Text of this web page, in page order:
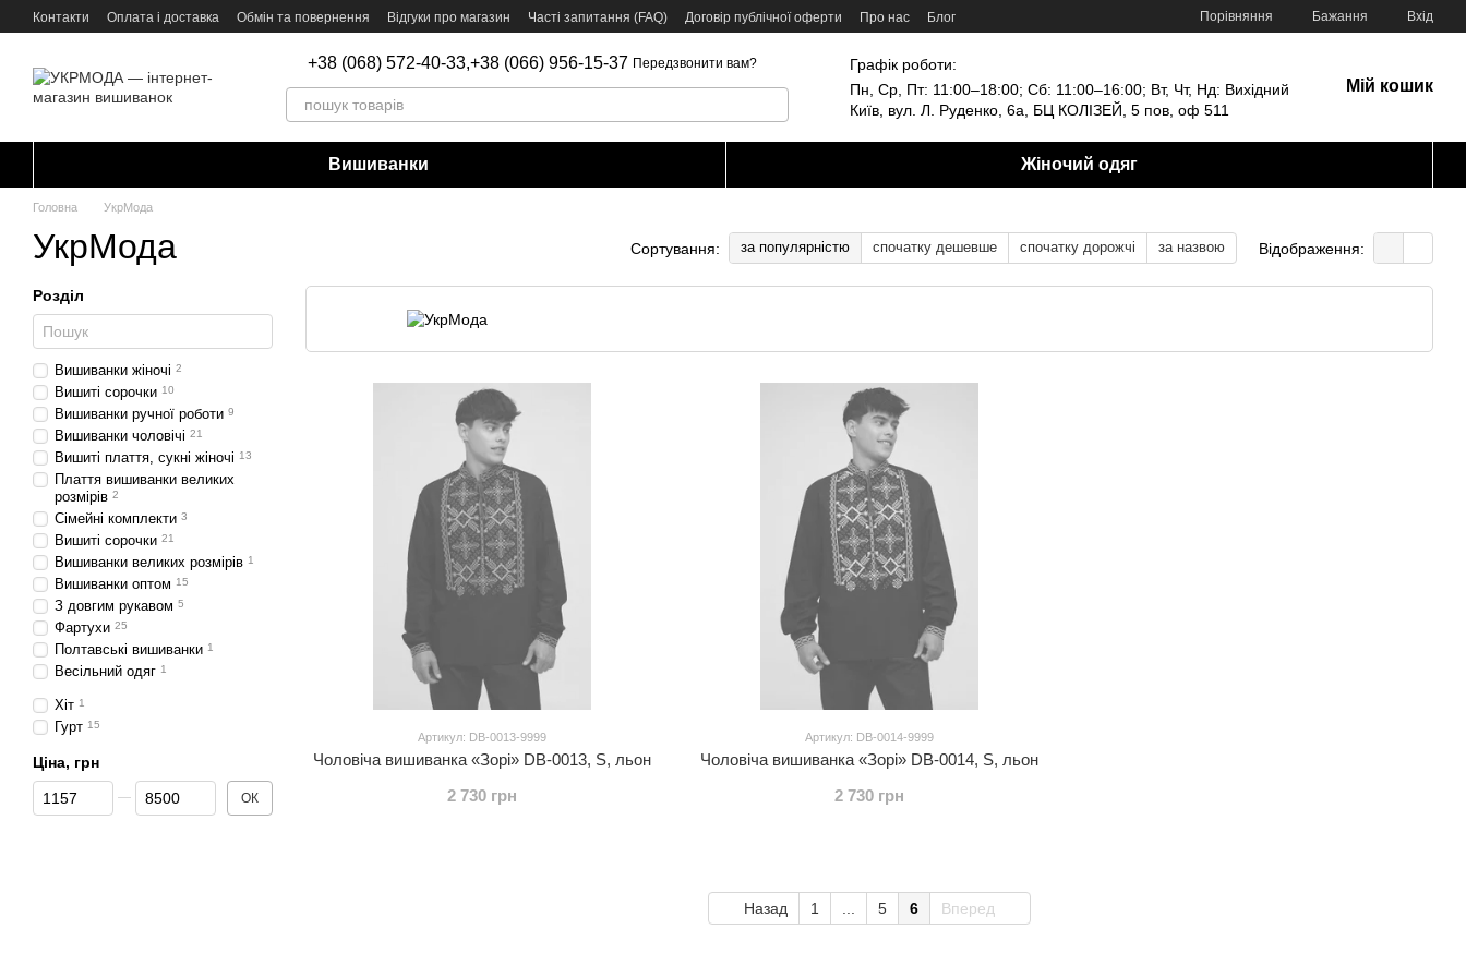
Перейти до основного контенту
Контакти Оплата і доставка Обмін та повернення Відгуки про магазин Часті запитання (FAQ) Договір публічної оферти Про нас Блог Порівняння Бажання Вхід
+38 (068) 572-40-33,+38 (066) 956-15-37 Передзвонити вам?
Графік роботи:
Пн, Ср, Пт: 11:00–18:00; Сб: 11:00–16:00; Вт, Чт, Нд: Вихідний
Київ, вул. Л. Руденко, 6а, БЦ КОЛІЗЕЙ, 5 пов, оф 511
Мій кошик
Вишиванки Жіночий одяг
Головна УкрМода
УкрМода Сортування: за популярністю спочатку дешевше спочатку дорожчі за назвою Відображення:
Артикул: DB-0013-9999
Чоловіча вишиванка «Зорі» DB-0013, S, льон
2 730 грн
Артикул: DB-0014-9999
Чоловіча вишиванка «Зорі» DB-0014, S, льон
2 730 грн
Назад 1 ... 5 6 Вперед
Розділ
Вишиванки жіночі 2
Вишиті сорочки 10
Вишиванки ручної роботи 9
Вишиванки чоловічі 21
Вишиті плаття, сукні жіночі 13
Плаття вишиванки великих
розмірів 2
Сімейні комплекти 3
Вишиті сорочки 21
Вишиванки великих розмірів 1
Вишиванки оптом 15
З довгим рукавом 5
Фартухи 25
Полтавські вишиванки 1
Весільний одяг 1
Хіт 1
Гурт 15
Ціна, грн
Від Ціна, грн
До Ціна, грн ОК